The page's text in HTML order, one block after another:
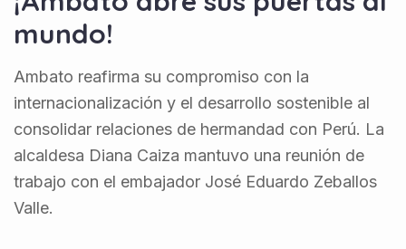
mundo!
Ambato reafirma su compromiso con la
internacionalización y el desarrollo sostenible al
consolidar relaciones de hermandad con Perú. La
alcaldesa Diana Caiza mantuvo una reunión de
trabajo con el embajador José Eduardo Zeballos
Valle.